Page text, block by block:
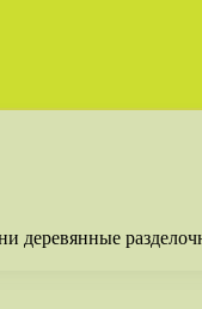
деревянные